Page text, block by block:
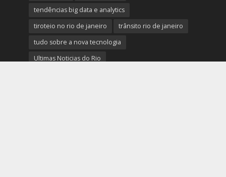
tendências big data e analytics
tiroteio no rio de janeiro
trânsito rio de janeiro
tudo sobre a nova tecnologia
Ultimas Noticias do Rio